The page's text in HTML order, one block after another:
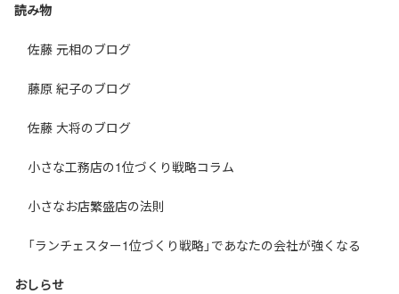
読み物
佐藤 元相のブログ
藤原 紀子のブログ
佐藤 大将のブログ
小さな工務店の1位づくり戦略コラム
小さなお店繁盛店の法則
「ランチェスター1位づくり戦略」であなたの会社が強くなる
おしらせ